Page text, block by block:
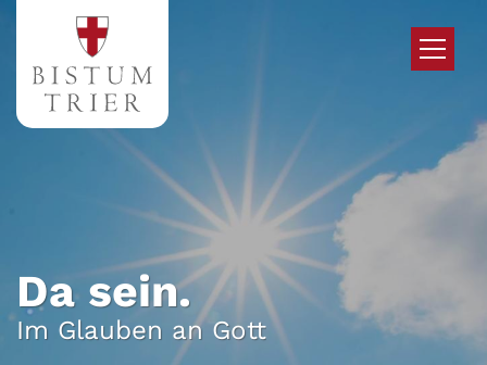
Zum Inhalt springen
Da sein.
Im Glauben an Gott